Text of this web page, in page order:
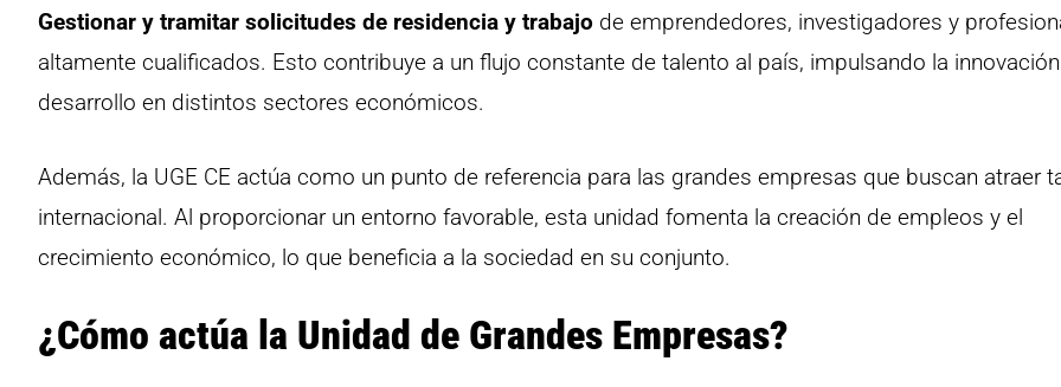
Gestionar y tramitar solicitudes de residencia y trabajo de emprendedores, investigadores y
altamente cualificados. Esto contribuye a un flujo constante de talento al país, impulsando la
desarrollo en distintos sectores económicos.
Además, la UGE CE actúa como un punto de referencia para las grandes empresas que buscan atraer
internacional. Al proporcionar un entorno favorable, esta unidad fomenta la creación de empleos y el
crecimiento económico, lo que beneficia a la sociedad en su conjunto.
¿Cómo actúa la Unidad de Grandes Empresas?